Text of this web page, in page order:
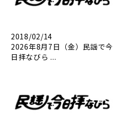
2018/02/14
2026年8月7日（金）民謡で今
日拝なびら ...